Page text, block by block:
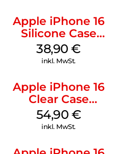
Apple iPhone 16
Silicone Case
MagSafe
Ultramarine
38,90€
inkl. MwSt.
Apple iPhone 16
Clear Case
MagSafe
Transparent
54,90 €
inkl. MwSt.